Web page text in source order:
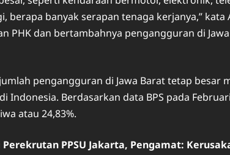
berapa banyak serapan tenaga kerjanya,” kata
PHK dan bertambahnya pengangguran di
pengangguran di Jawa Barat tetap besar
Indonesia. Berdasarkan data BPS pada
atau 24,83%.
PPSU Jakarta, Pengamat: